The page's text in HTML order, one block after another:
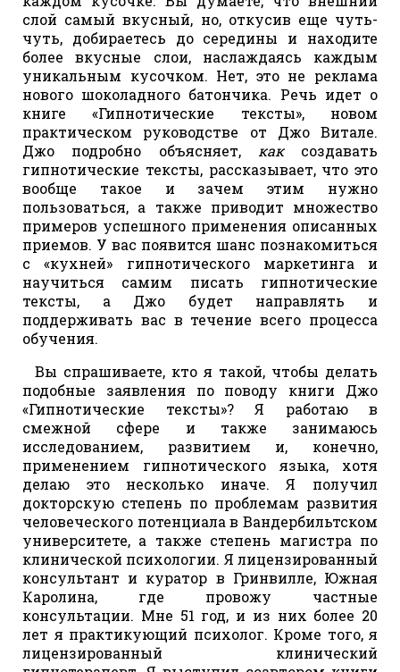
слой самый вкусный, но, откусив еще чуть-
чуть, добираетесь до середины и находите
более вкусные слои, наслаждаясь каждым
уникальным кусочком. Нет, это не реклама
нового шоколадного батончика. Речь идет о
книге «Гипнотические тексты», новом
практическом руководстве от Джо Витале.
Джо подробно объясняет,
каксоздавать
гипнотические тексты, рассказывает, что это
вообще такое и зачем этим нужно
пользоваться, а также приводит множество
примеров успешного применения описанных
приемов. У вас появится шанс познакомиться
с «кухней» гипнотического маркетинга и
научиться самим писать гипнотические
тексты, а Джо будет направлять и
поддерживать вас в течение всего процесса
обучения.
Вы спрашиваете, кто я такой, чтобы делать
подобные заявления по поводу книги Джо
«Гипнотические тексты»? Я работаю в
смежной сфере и также занимаюсь
исследованием, развитием и, конечно,
применением гипнотического языка, хотя
делаю это несколько иначе. Я получил
докторскую степень по проблемам развития
человеческого потенциала в Вандербильтском
университете, а также степень магистра по
клинической психологии. Я лицензированный
консультант и куратор в Гринвилле, Южная
Каролина, где провожу частные
консультации. Мне 51 год, и из них более 20
лет я практикующий психолог. Кроме того, я
лицензированный клинический